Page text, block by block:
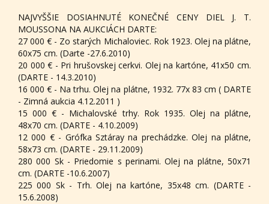
NAJVYŠŠIE DOSIAHNUTÉ KONEČNÉ CENY DIEL J. T.
MOUSSONA NA AUKCIÁCH DARTE:
27 000 € - Zo starých Michaloviec. Rok 1923. Olej na plátne,
60x75 cm. (Darte -27.6.2010)
20 000 € - Pri hrušovskej cerkvi. Olej na kartóne, 41x50 cm.
(DARTE - 14.3.2010)
16 000 € - Na trhu. Olej na plátne, 1932. 77x 83 cm ( DARTE
- Zimná aukcia 4.12.2011 )
15 000 € - Michalovské trhy. Rok 1935. Olej na plátne,
48x70 cm. (DARTE - 4.10.2009)
12 000 € - Grófka Sztáray na prechádzke. Olej na plátne,
58x73 cm. (DARTE - 29.11.2009)
280 000 Sk - Priedomie s perinami. Olej na plátne, 50x71
cm. (DARTE -10.6.2007)
225 000 Sk - Trh. Olej na kartóne, 35x48 cm. (DARTE -
15.6.2008)